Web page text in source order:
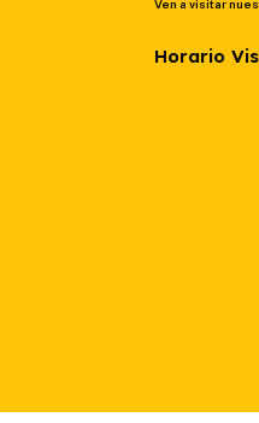
Ven a visitar
Horario